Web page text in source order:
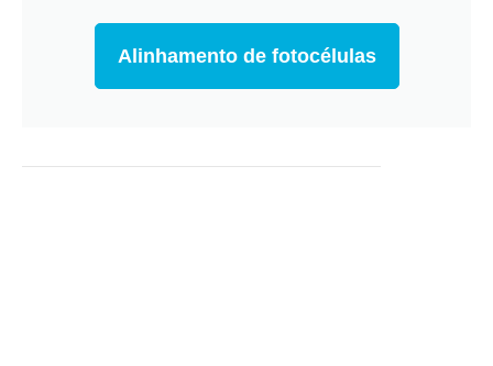
Alinhamento de fotocélulas